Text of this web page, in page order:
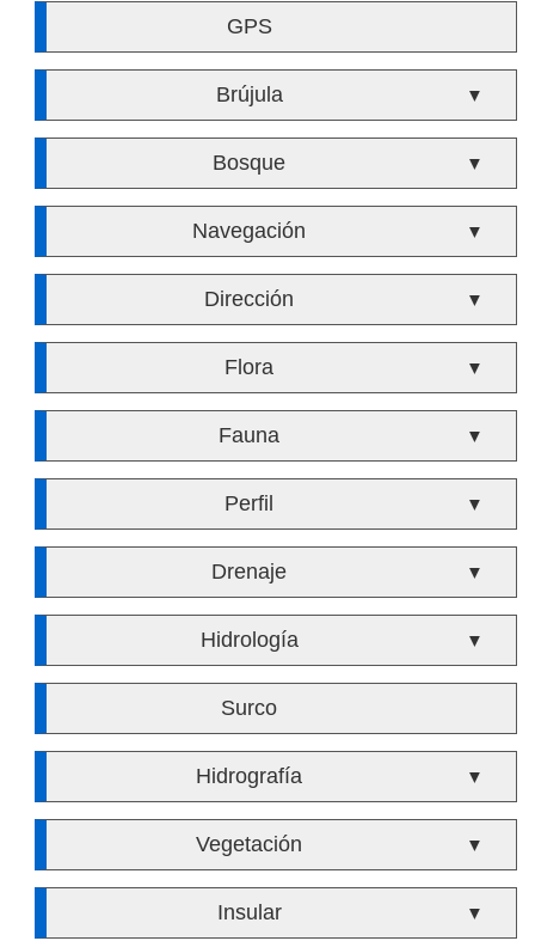
GPS
Brújula ▼
Bosque ▼
Navegación ▼
Dirección ▼
Flora ▼
Fauna ▼
Perfil ▼
Drenaje ▼
Hidrología ▼
Surco
Hidrografía ▼
Vegetación ▼
Insular ▼